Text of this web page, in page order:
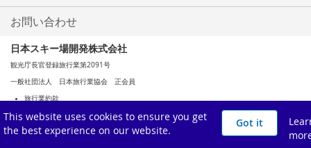
This website uses cookies to ensure you get
the best experience on our website.
Got it
お問い合わせ
日本スキー場開発株式会社
観光庁長官登録旅行業第2091号
一般社団法人 日本旅行業協会 正会員
旅行業約款
旅行業務取扱料金表（PDF）
Copyright (C) Meiho Takahara Development Co., Ltd. All Rights Reserved